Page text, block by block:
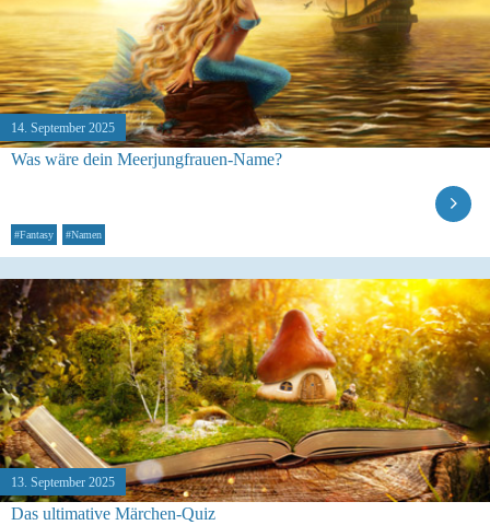
14. September 2025
Was wäre dein Meerjungfrauen-Name?
#Fantasy #Namen
13. September 2025
Das ultimative Märchen-Quiz